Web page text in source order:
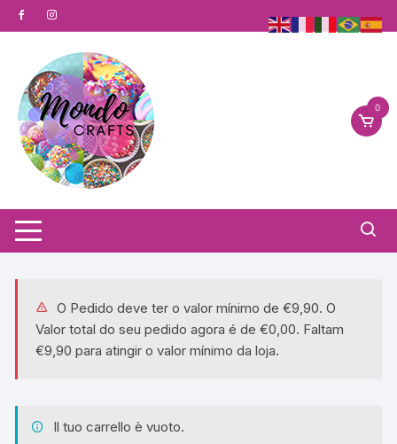
al
0
O Pedido deve ter o valor mínimo de€9,90. O
Valor total do seu pedido agora é de€0,00. Faltam
€9,90 para atingir o valor mínimo da loja.
Il tuo carrello è vuoto.